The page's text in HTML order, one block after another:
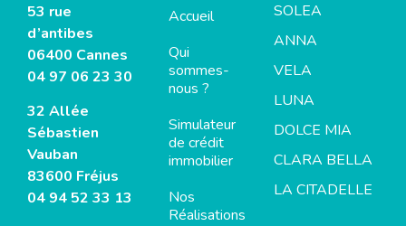
53 rue
d’antibes
06400 Cannes
04 97 06 23 30
32 Allée
Sébastien
Vauban
83600 Fréjus
04 94 52 33 13
Accueil
Qui
sommes-
nous ?
Simulateur
de crédit
immobilier
Nos
Réalisations
SOLEA
ANNA
VELA
LUNA
DOLCE MIA
CLARA BELLA
LA CITADELLE